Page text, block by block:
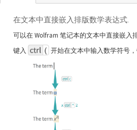
在文本中直接嵌入排版数学表达式.
可以在 Wolfram 笔记本的文本中直接嵌入
键入
开始在文本中输入数学符号，